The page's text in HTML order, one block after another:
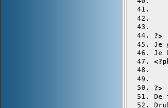
?>
Je
Je
?>
De